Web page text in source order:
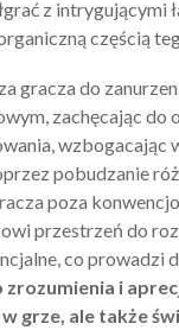
z intrygującymi
częścią
gracza do
zachęcając do
wzbogacając
pobudzanie
poza
przestrzeń do
co prowadzi
i
grze, ale także